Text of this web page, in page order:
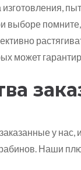
может
у
Наши